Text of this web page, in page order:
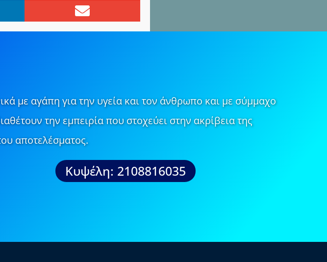
με αγάπη για την υγεία και τον άνθρωπο και με σύμμαχο
την εμπειρία που στοχεύει στην ακρίβεια της
αποτελέσματος.
Κυψέλη: 2108816035